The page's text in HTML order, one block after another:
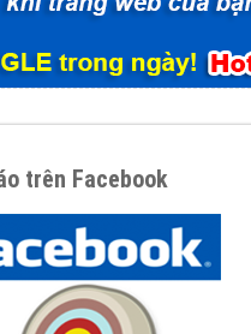
trên Facebook